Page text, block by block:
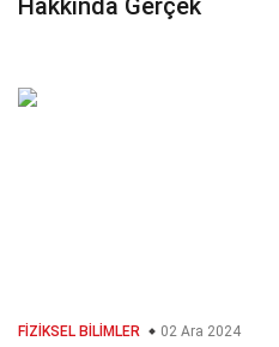
Hakkında Gerçek
FIZIKSEL BILIMLER 02 Ara 2024